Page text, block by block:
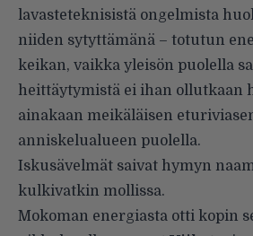
lavasteteknisistä ongelmista
niiden sytyttämänä – totutun
keikan, vaikka yleisön puolella
heittäytymistä ei ihan ollutkaan
ainakaan meikäläisen
anniskelualueen puolella.
Iskusävelmät saivat hymyn
kulkivatkin mollissa.
Mokoman energiasta otti kopin